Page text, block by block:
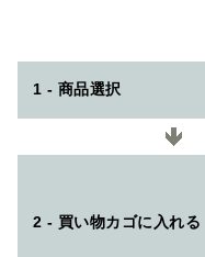
1 - 商品選択
2 - 買い物カゴに入れる